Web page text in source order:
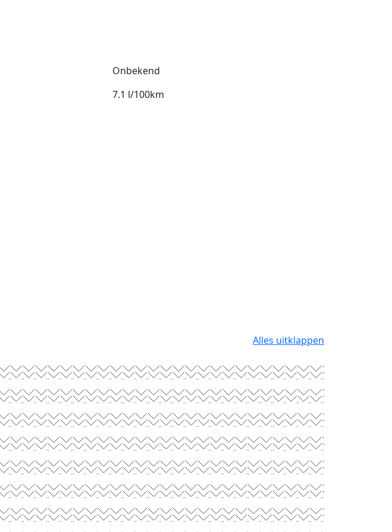
Onbekend
7.1 l/100km
Alles uitklappen